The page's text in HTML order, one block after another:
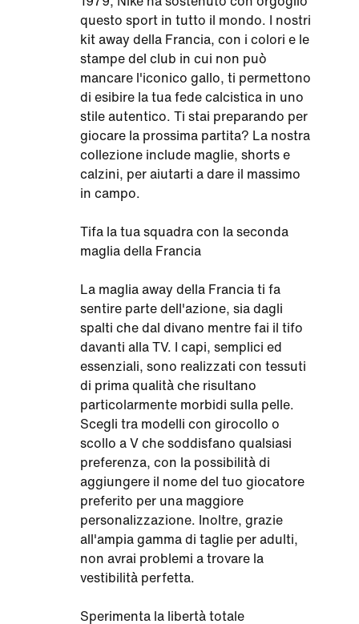
questo sport in tutto il mondo. I nostri
kit away della Francia, con i colori e le
stampe del club in cui non può
mancare l'iconico gallo, ti permettono
di esibire la tua fede calcistica in uno
stile autentico. Ti stai preparando per
giocare la prossima partita? La nostra
collezione include maglie, shorts e
calzini, per aiutarti a dare il massimo
in campo.
Tifa la tua squadra con la seconda
maglia della Francia
La maglia away della Francia ti fa
sentire parte dell'azione, sia dagli
spalti che dal divano mentre fai il tifo
davanti alla TV. I capi, semplici ed
essenziali, sono realizzati con tessuti
di prima qualità che risultano
particolarmente morbidi sulla pelle.
Scegli tra modelli con girocollo o
scollo a V che soddisfano qualsiasi
preferenza, con la possibilità di
aggiungere il nome del tuo giocatore
preferito per una maggiore
personalizzazione. Inoltre, grazie
all'ampia gamma di taglie per adulti,
non avrai problemi a trovare la
vestibilità perfetta.
Sperimenta la libertà totale